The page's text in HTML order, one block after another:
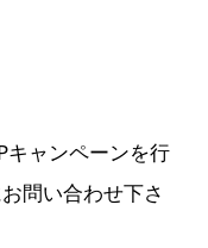
キャンペーンを行
問い合わせ下さ